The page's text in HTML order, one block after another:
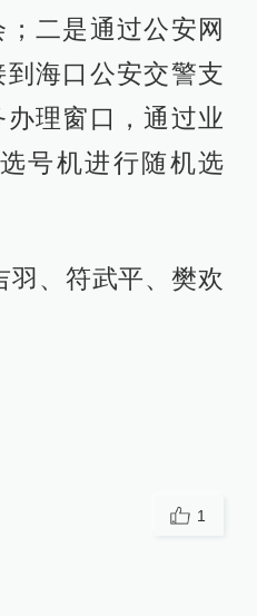
二是通过公安网
海口公安交警支
理窗口，通过业
号机进行随机选
羽、符武平、樊欢
1